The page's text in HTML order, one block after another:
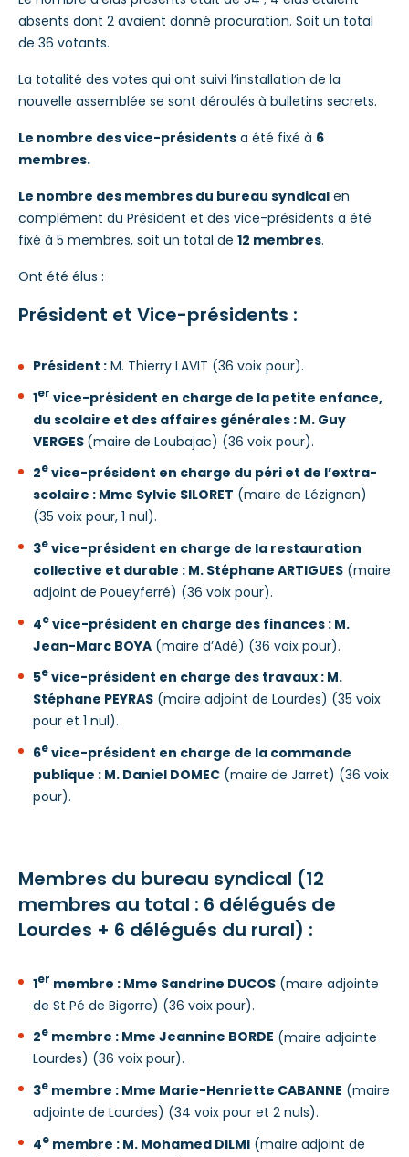
absents dont 2 avaient donné procuration. Soit un total
de 36 votants.
La totalité des votes qui ont suivi l’installation de la
nouvelle assemblée se sont déroulés à bulletins secrets.
Le nombre des vice-présidents a été fixé à 6
membres.
Le nombre des membres du bureau syndical en
complément du Président et des vice-présidents a été
fixé à 5 membres, soit un total de 12 membres.
Ont été élus :
Président et Vice-présidents :
Président : M. Thierry LAVIT (36 voix pour).
1er vice-président en charge de la petite enfance,
du scolaire et des affaires générales : M. Guy
VERGES (maire de Loubajac) (36 voix pour).
2evice-président en charge du péri et de l’extra-
scolaire : Mme Sylvie SILORET (maire de Lézignan)
(35 voix pour, 1 nul).
3evice-président en charge de la restauration
collective et durable : M. Stéphane ARTIGUES (maire
adjoint de Poueyferré) (36 voix pour).
4evice-président en charge des finances : M.
Jean-Marc BOYA (maire d’Adé) (36 voix pour).
5evice-président en charge des travaux : M.
Stéphane PEYRAS (maire adjoint de Lourdes) (35 voix
pour et 1 nul).
6evice-président en charge de la commande
publique : M. Daniel DOMEC (maire de Jarret) (36 voix
pour).
Membres du bureau syndical (12
membres au total : 6 délégués de
Lourdes + 6 délégués du rural) :
1er membre : Mme Sandrine DUCOS (maire adjointe
de St Pé de Bigorre) (36 voix pour).
2e membre : Mme Jeannine BORDE (maire adjointe
Lourdes) (36 voix pour).
3e membre : Mme Marie-Henriette CABANNE (maire
adjointe de Lourdes) (34 voix pour et 2 nuls).
4e membre : M. Mohamed DILMI (maire adjoint de